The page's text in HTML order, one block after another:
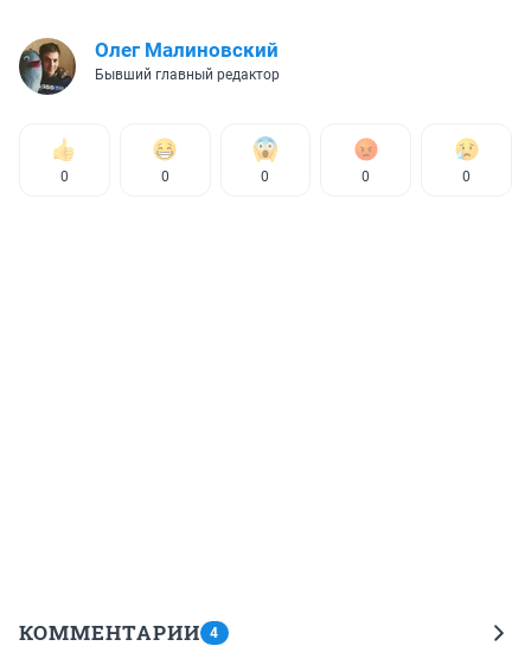
Олег Малиновский
Бывший главный редактор
0 0 0 0 0
КОММЕНТАРИИ 4